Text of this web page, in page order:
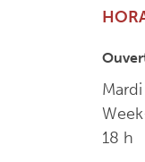
18 h